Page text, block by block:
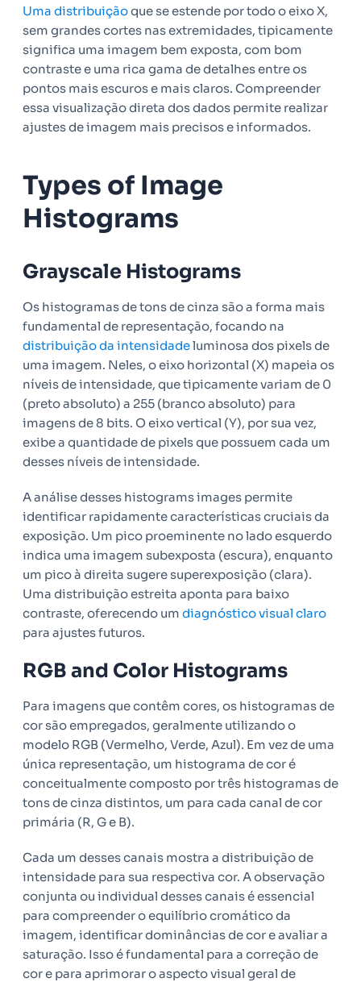
Uma distribuiçãoque se estende por todo o eixo X,
sem grandes cortes nas extremidades, tipicamente
significa uma imagem bem exposta, com bom
contraste e uma rica gama de detalhes entre os
pontos mais escuros e mais claros. Compreender
essa visualização direta dos dados permite realizar
ajustes de imagem mais precisos e informados.
Types of Image
Histograms
Grayscale Histograms
Os histogramas de tons de cinza são a forma mais
fundamental de representação, focando na
distribuição da intensidadeluminosa dos pixels de
uma imagem. Neles, o eixo horizontal (X) mapeia os
níveis de intensidade, que tipicamente variam de 0
(preto absoluto) a 255 (branco absoluto) para
imagens de 8 bits. O eixo vertical (Y), por sua vez,
exibe a quantidade de pixels que possuem cada um
desses níveis de intensidade.
A análise desses histograms images permite
identificar rapidamente características cruciais da
exposição. Um pico proeminente no lado esquerdo
indica uma imagem subexposta (escura), enquanto
um pico à direita sugere superexposição (clara).
Uma distribuição estreita aponta para baixo
contraste, oferecendo um diagnóstico visual claro
para ajustes futuros.
RGB and Color Histograms
Para imagens que contêm cores, os histogramas de
cor são empregados, geralmente utilizando o
modelo RGB (Vermelho, Verde, Azul). Em vez de uma
única representação, um histograma de cor é
conceitualmente composto por três histogramas de
tons de cinza distintos, um para cada canal de cor
primária (R, G e B).
Cada um desses canais mostra a distribuição de
intensidade para sua respectiva cor. A observação
conjunta ou individual desses canais é essencial
para compreender o equilíbrio cromático da
imagem, identificar dominâncias de cor e avaliar a
saturação. Isso é fundamental para a correção de
cor e para aprimorar o aspecto visual geral de